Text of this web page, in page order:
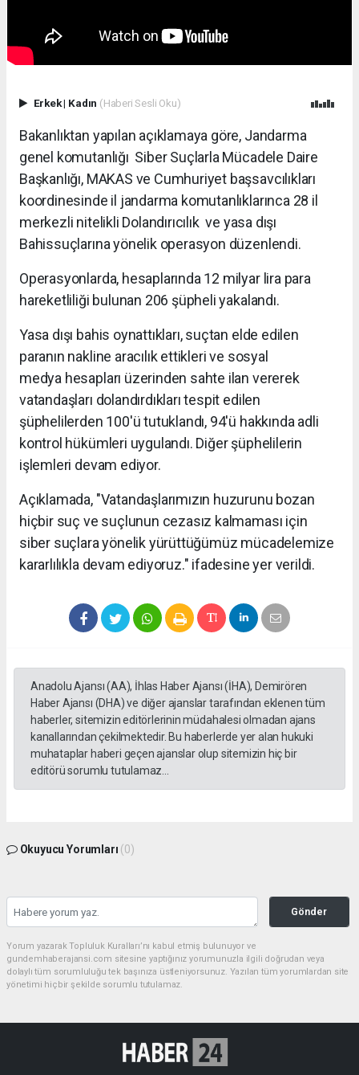
Erkek| Kadın (Haberi Sesli Oku)
Bakanlıktan yapılan açıklamaya göre, Jandarma
genel komutanlığı Siber Suçlarla Mücadele Daire
Başkanlığı, MAKAS ve Cumhuriyet başsavcılıkları
koordinesinde il jandarma komutanlıklarınca 28 il
merkezli nitelikli Dolandırıcılık ve yasa dışı
Bahissuçlarına yönelik operasyon düzenlendi.
Operasyonlarda, hesaplarında 12 milyar lira para
hareketliliği bulunan 206 şüpheli yakalandı.
Yasa dışı bahis oynattıkları, suçtan elde edilen
paranın nakline aracılık ettikleri ve sosyal
medya hesapları üzerinden sahte ilan vererek
vatandaşları dolandırdıkları tespit edilen
şüphelilerden 100'ü tutuklandı, 94'ü hakkında adli
kontrol hükümleri uygulandı. Diğer şüphelilerin
işlemleri devam ediyor.
Açıklamada, "Vatandaşlarımızın huzurunu bozan
hiçbir suç ve suçlunun cezasız kalmaması için
siber suçlara yönelik yürüttüğümüz mücadelemize
kararlılıkla devam ediyoruz." ifadesine yer verildi.
Anadolu Ajansı (AA), İhlas Haber Ajansı (İHA), Demirören
Haber Ajansı (DHA) ve diğer ajanslar tarafından eklenen tüm
haberler, sitemizin editörlerinin müdahalesi olmadan ajans
kanallarından çekilmektedir. Bu haberlerde yer alan hukuki
muhataplar haberi geçen ajanslar olup sitemizin hiç bir
editörü sorumlu tutulamaz...
Okuyucu Yorumları (0)
Gönder
Yorum yazarak Topluluk Kuralları’nı kabul etmiş bulunuyor ve
gundemhaberajansi.com sitesine yaptığınız yorumunuzla ilgili doğrudan veya
dolaylı tüm sorumluluğu tek başınıza üstleniyorsunuz. Yazılan tüm yorumlardan site
yönetimi hiçbir şekilde sorumlu tutulamaz.